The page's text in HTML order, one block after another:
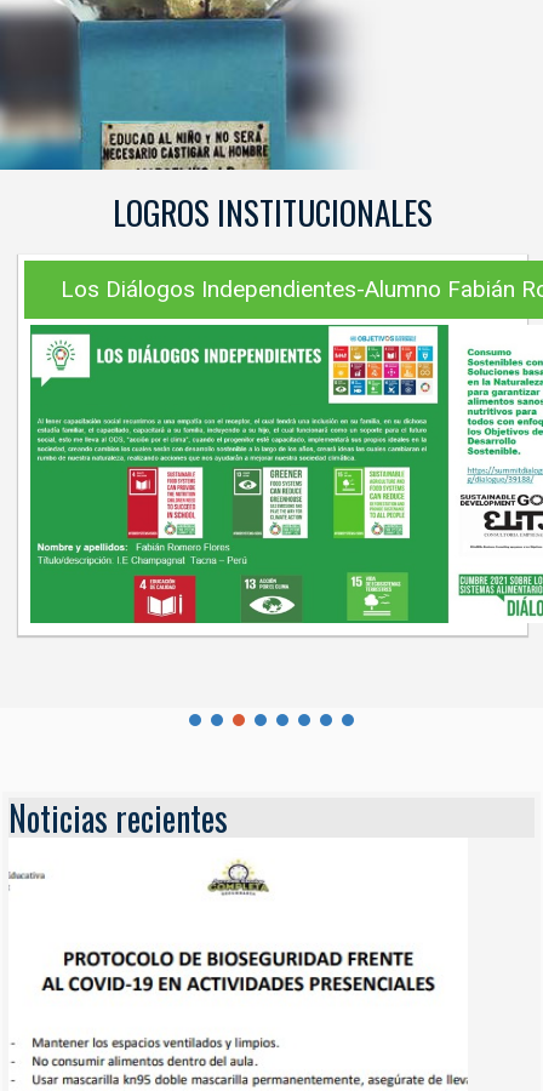
LOGROS INSTITUCIONALES
Los Diálogos Independientes-Alumno Fabián
Noticias recientes